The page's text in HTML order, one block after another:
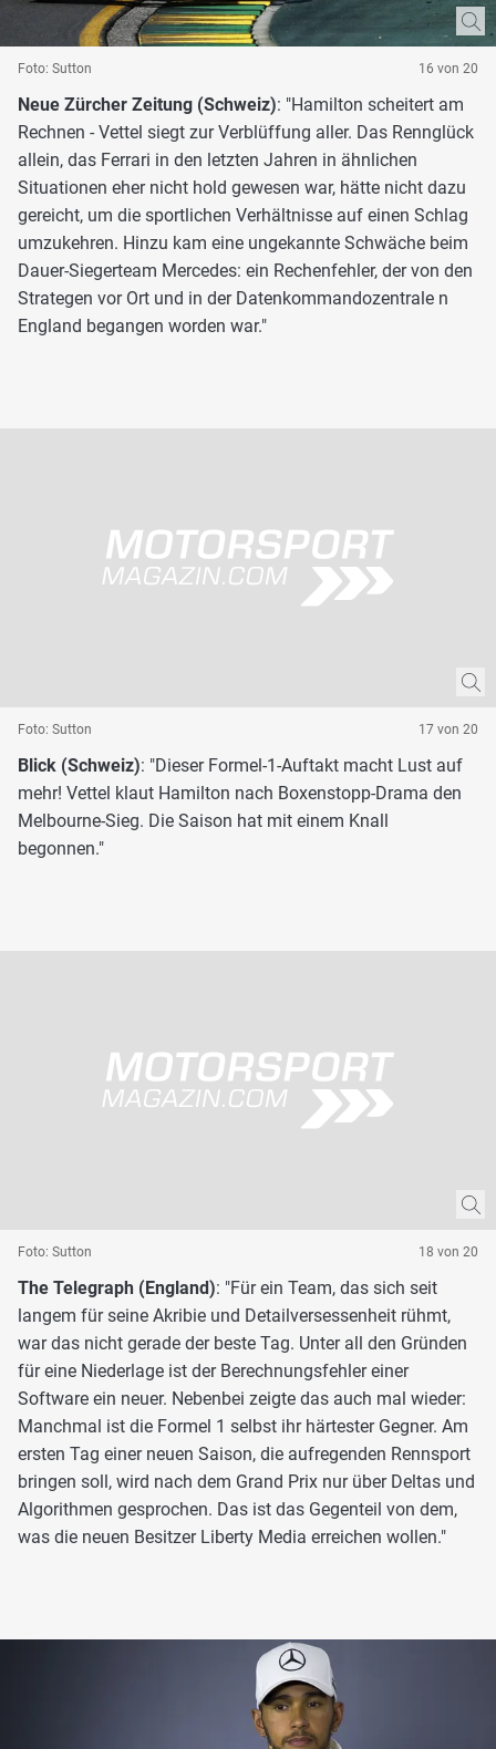
Foto: Sutton 16 von 20
Neue Zürcher Zeitung (Schweiz): "Hamilton scheitert am
Rechnen - Vettel siegt zur Verblüffung aller. Das Rennglück
allein, das Ferrari in den letzten Jahren in ähnlichen
Situationen eher nicht hold gewesen war, hätte nicht dazu
gereicht, um die sportlichen Verhältnisse auf einen Schlag
umzukehren. Hinzu kam eine ungekannte Schwäche beim
Dauer-Siegerteam Mercedes: ein Rechenfehler, der von den
Strategen vor Ort und in der Datenkommandozentrale n
England begangen worden war."
Foto: Sutton 17 von 20
Blick (Schweiz): "Dieser Formel-1-Auftakt macht Lust auf
mehr! Vettel klaut Hamilton nach Boxenstopp-Drama den
Melbourne-Sieg. Die Saison hat mit einem Knall
begonnen."
Foto: Sutton 18 von 20
The Telegraph (England): "Für ein Team, das sich seit
langem für seine Akribie und Detailversessenheit rühmt,
war das nicht gerade der beste Tag. Unter all den Gründen
für eine Niederlage ist der Berechnungsfehler einer
Software ein neuer. Nebenbei zeigte das auch mal wieder:
Manchmal ist die Formel 1 selbst ihr härtester Gegner. Am
ersten Tag einer neuen Saison, die aufregenden Rennsport
bringen soll, wird nach dem Grand Prix nur über Deltas und
Algorithmen gesprochen. Das ist das Gegenteil von dem,
was die neuen Besitzer Liberty Media erreichen wollen."